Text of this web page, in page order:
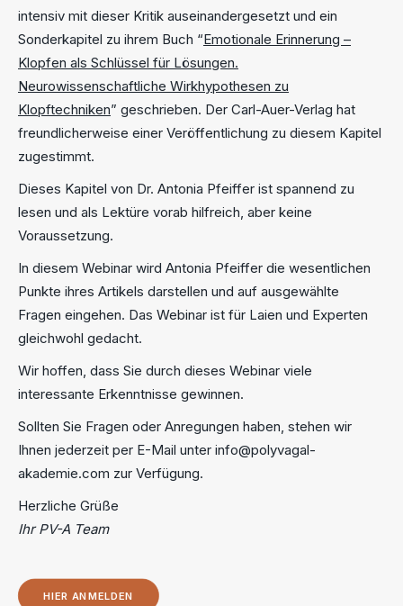
intensiv mit dieser Kritik auseinandergesetzt und ein
Sonderkapitel zu ihrem Buch “Emotionale Erinnerung –
Klopfen als Schlüssel für Lösungen.
Neurowissenschaftliche Wirkhypothesen zu
Klopftechniken” geschrieben. Der Carl-Auer-Verlag hat
freundlicherweise einer Veröffentlichung zu diesem Kapitel
zugestimmt.
Dieses Kapitel von Dr. Antonia Pfeiffer ist spannend zu
lesen und als Lektüre vorab hilfreich, aber keine
Voraussetzung.
In diesem Webinar wird Antonia Pfeiffer die wesentlichen
Punkte ihres Artikels darstellen und auf ausgewählte
Fragen eingehen. Das Webinar ist für Laien und Experten
gleichwohl gedacht.
Wir hoffen, dass Sie durch dieses Webinar viele
interessante Erkenntnisse gewinnen.
Sollten Sie Fragen oder Anregungen haben, stehen wir
Ihnen jederzeit per E-Mail unter info@polyvagal-
akademie.com zur Verfügung.
Herzliche Grüße
Ihr PV-A Team
HIER ANMELDEN